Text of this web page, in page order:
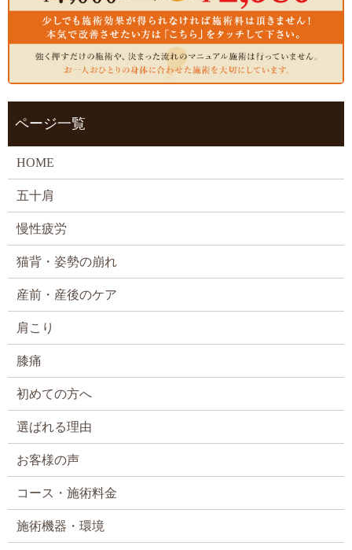
ページ一覧
HOME
五十肩
慢性疲労
猫背・姿勢の崩れ
産前・産後のケア
肩こり
膝痛
初めての方へ
選ばれる理由
お客様の声
コース・施術料金
施術機器・環境